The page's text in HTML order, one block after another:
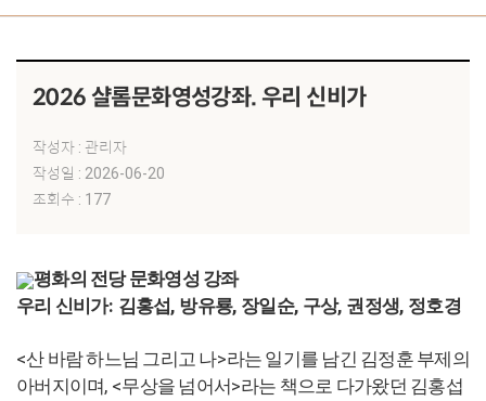
2026 샬롬문화영성강좌. 우리 신비가
작성자 : 관리자
작성일 : 2026-06-20
조회수 : 177
평화의 전당 문화영성 강좌
우리 신비가: 김홍섭 , 방유룡, 장일순, 구상, 권정생, 정호경
<산 바람 하느님 그리고 나>라는 일기를 남긴 김정훈 부제의
아버지이며, <무상을 넘어서>라는 책으로 다가왔던 김홍섭